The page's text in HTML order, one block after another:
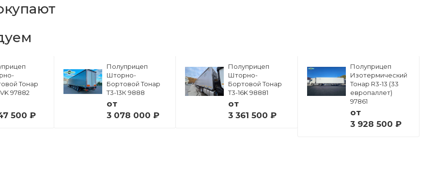
Тонар
97882
500 ₽
Полуприцеп
Шторно-
Бортовой Тонар
Т3-13К 9888
от
3 078 000 ₽
Полуприцеп
Шторно-
Бортовой Тонар
Т3-16K 98881
от
3 361 500 ₽
Полуприцеп
Изотермический
Тонар R3-13 (33
европаллет)
97861
от
3 928 500 ₽